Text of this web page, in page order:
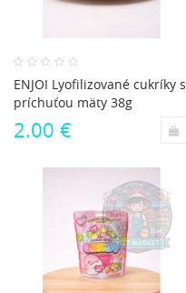
ENJOI Lyofilizované cukríky s
príchuťou mäty 38g
2.00 €